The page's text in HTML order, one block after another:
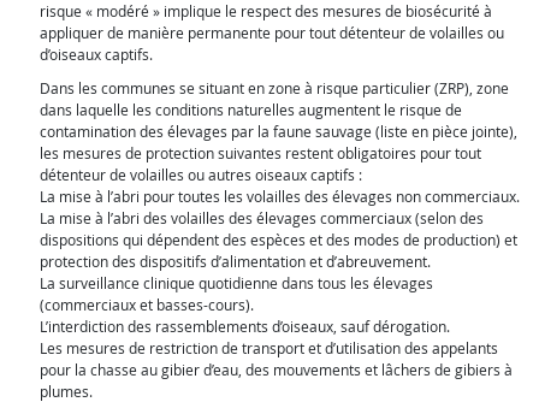
risque « modéré » implique le respect des mesures de biosécurité à
appliquer de manière permanente pour tout détenteur de volailles ou
d’oiseaux captifs.
Dans les communes se situant en zone à risque particulier (ZRP), zone
dans laquelle les conditions naturelles augmentent le risque de
contamination des élevages par la faune sauvage (liste en pièce jointe),
les mesures de protection suivantes restent obligatoires pour tout
détenteur de volailles ou autres oiseaux captifs :
La mise à l’abri pour toutes les volailles des élevages non commerciaux.
La mise à l’abri des volailles des élevages commerciaux (selon des
dispositions qui dépendent des espèces et des modes de production) et
protection des dispositifs d’alimentation et d’abreuvement.
La surveillance clinique quotidienne dans tous les élevages
(commerciaux et basses-cours).
L’interdiction des rassemblements d’oiseaux, sauf dérogation.
Les mesures de restriction de transport et d’utilisation des appelants
pour la chasse au gibier d’eau, des mouvements et lâchers de gibiers à
plumes.